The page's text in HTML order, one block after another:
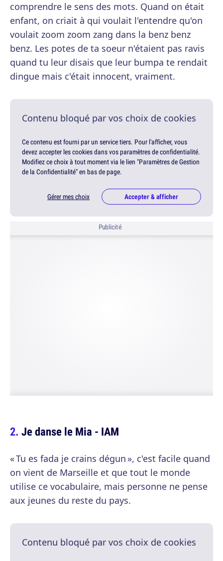
comprendre le sens des mots. Quand on était
enfant, on criait à qui voulait l'entendre qu'on
voulait zoom zoom zang dans la benz benz
benz. Les potes de ta soeur n'étaient pas ravis
quand tu leur disais que leur bumpa te rendait
dingue mais c'était innocent, vraiment.
Contenu bloqué par vos choix de cookies
Ce contenu est fourni par un service tiers. Pour l'afficher, vous
devez accepter les cookies dans vos paramètres de confidentialité.
Modifiez ce choix à tout moment via le lien "Paramètres de Gestion
de la Confidentialité" en bas de page.
Gérer mes choix Accepter & afficher
Publicité
Je danse le Mia - IAM
« Tu es fada je crains dégun », c'est facile quand
on vient de Marseille et que tout le monde
utilise ce vocabulaire, mais personne ne pense
aux jeunes du reste du pays.
Contenu bloqué par vos choix de cookies